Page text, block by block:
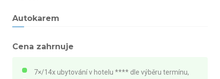
Autokarem
Cena zahrnuje
7×/14x ubytování v hotelu **** dle výběru termínu,